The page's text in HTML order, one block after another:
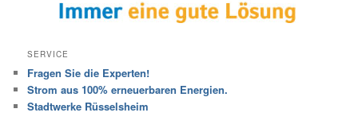
SERVICE
Fragen Sie die Experten!
Strom aus 100% erneuerbaren Energien.
Stadtwerke Rüsselsheim